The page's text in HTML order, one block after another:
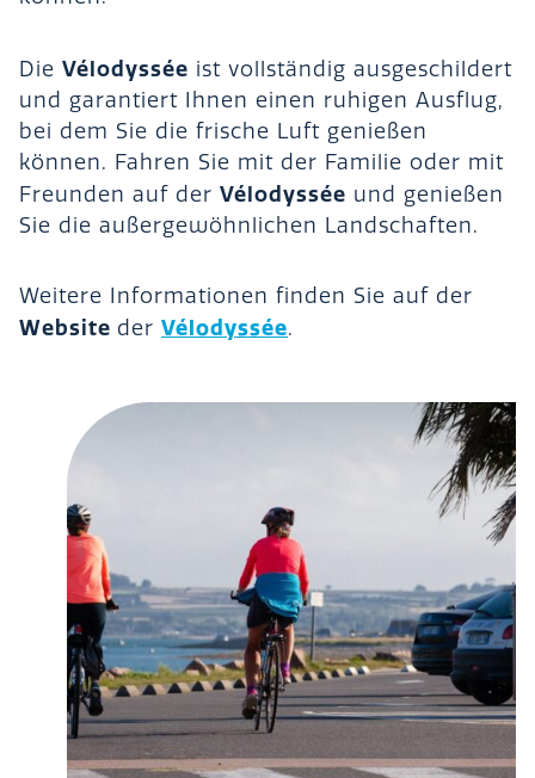
Die Vélodyssée ist vollständig ausgeschildert
und garantiert Ihnen einen ruhigen Ausflug,
bei dem Sie die frische Luft genießen
können. Fahren Sie mit der Familie oder mit
Freunden auf der Vélodyssée und genießen
Sie die außergewöhnlichen Landschaften.
Weitere Informationen finden Sie auf der
Website der Vélodyssée.